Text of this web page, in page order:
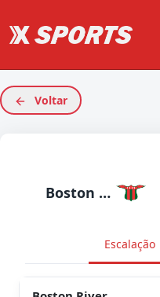
Voltar
Boston River
Escalação